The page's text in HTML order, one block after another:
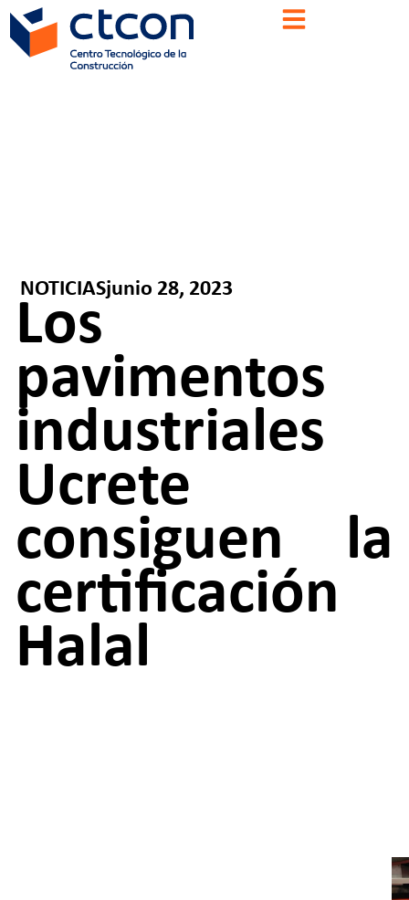
NOTICIASjunio 28, 2023
Los
pavimentos
industriales
Ucrete
consiguen la
certificación
Halal